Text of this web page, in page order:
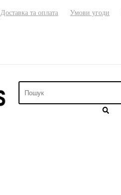
Доставка та оплата Умови угоди